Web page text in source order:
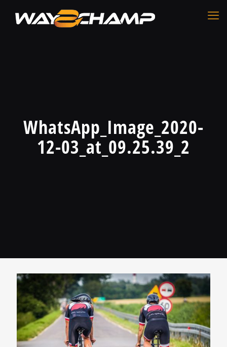
WhatsApp_Image_2020-
12-03_at_09.25.39_2